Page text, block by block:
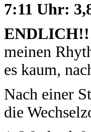
7:11 Uhr:
meinen
es kaum,
Nach einer
die